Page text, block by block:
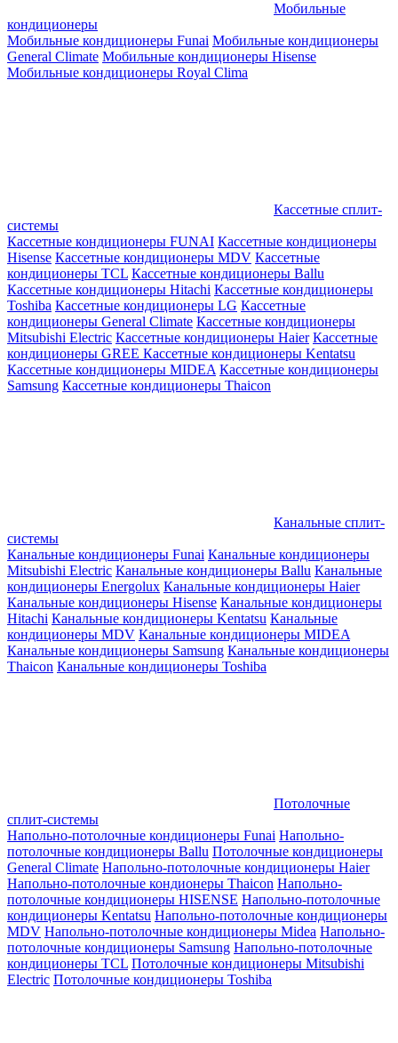
Мобильные
кондиционеры
Мобильные кондиционеры Funai Мобильные кондиционеры
General Climate Мобильные кондиционеры Hisense
Мобильные кондиционеры Royal Clima
Кассетные сплит-
системы
Кассетные кондиционеры FUNAI Кассетные кондиционеры
Hisense Кассетные кондиционеры MDV Кассетные
кондиционеры TCL Кассетные кондиционеры Ballu
Кассетные кондиционеры Hitachi Кассетные кондиционеры
Toshiba Кассетные кондиционеры LG Кассетные
кондиционеры General Climate Кассетные кондиционеры
Mitsubishi Electric Кассетные кондиционеры Haier Кассетные
кондиционеры GREE Кассетные кондиционеры Kentatsu
Кассетные кондиционеры MIDEA Кассетные кондиционеры
Samsung Кассетные кондиционеры Thaicon
Канальные сплит-
системы
Канальные кондиционеры Funai Канальные кондиционеры
Mitsubishi Electric Канальные кондиционеры Ballu Канальные
кондиционеры Energolux Канальные кондиционеры Haier
Канальные кондиционеры Hisense Канальные кондиционеры
Hitachi Канальные кондиционеры Kentatsu Канальные
кондиционеры MDV Канальные кондиционеры MIDEA
Канальные кондиционеры Samsung Канальные кондиционеры
Thaicon Канальные кондиционеры Toshiba
Потолочные
сплит-системы
Напольно-потолочные кондиционеры Funai Напольно-
потолочные кондиционеры Ballu Потолочные кондиционеры
General Climate Напольно-потолочные кондиционеры Haier
Напольно-потолочные кондионеры Thaicon Напольно-
потолочные кондиционеры HISENSE Напольно-потолочные
кондиционеры Kentatsu Напольно-потолочные кондиционеры
MDV Напольно-потолочные кондиционеры Midea Напольно-
потолочные кондиционеры Samsung Напольно-потолочные
кондиционеры TCL Потолочные кондиционеры Mitsubishi
Electric Потолочные кондиционеры Toshiba